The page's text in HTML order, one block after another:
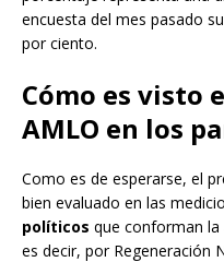
encuesta del mes pasado su
por ciento.
Cómo es visto
AMLO en los
Como es de esperarse, el
bien evaluado en las
políticos que conforman la
es decir, por Regeneración